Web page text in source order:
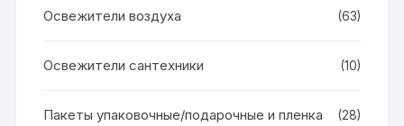
Освежители воздуха (63)
Освежители сантехники (10)
Пакеты упаковочные/подарочные и пленка
(28)